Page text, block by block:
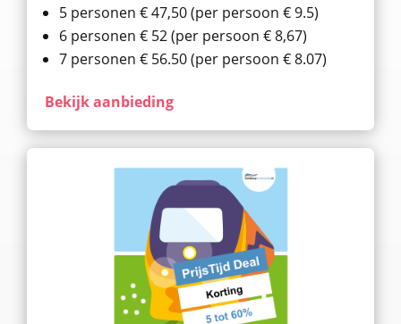
5 personen € 47,50 (per persoon € 9.5)
6 personen € 52 (per persoon € 8,67)
7 personen € 56.50 (per persoon € 8.07)
Bekijk aanbieding